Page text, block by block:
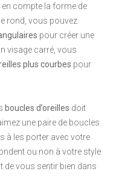
en compte la forme de
rond, vous pouvez
pour créer une
visage carré, vous
plus courbes pour
boucles d’oreilles doit
une paire de boucles
à les porter avec votre
ou non à votre style
de vous sentir bien dans